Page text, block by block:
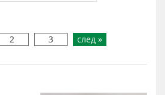
2 3 след »